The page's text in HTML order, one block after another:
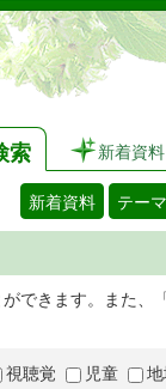
索 新着資料
新着資料 テー
できます。また
視聴覚 児童